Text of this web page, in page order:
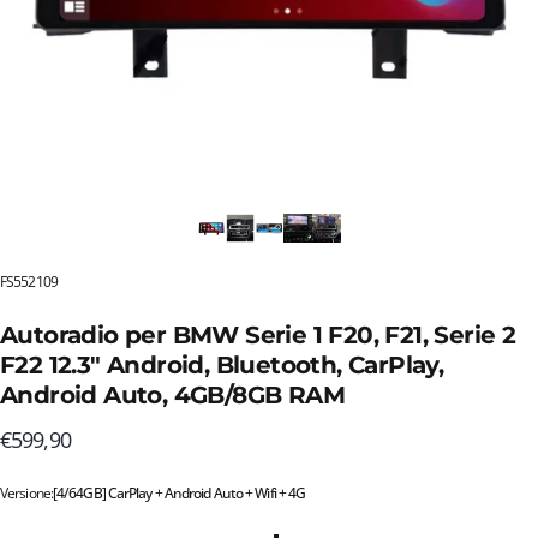
FS552109
Autoradio per BMW Serie 1 F20, F21, Serie 2
F22 12.3" Android, Bluetooth, CarPlay,
Android Auto, 4GB/8GB RAM
€599,90
Versione
Versione:[4/64GB] CarPlay + Android Auto + Wifi + 4G